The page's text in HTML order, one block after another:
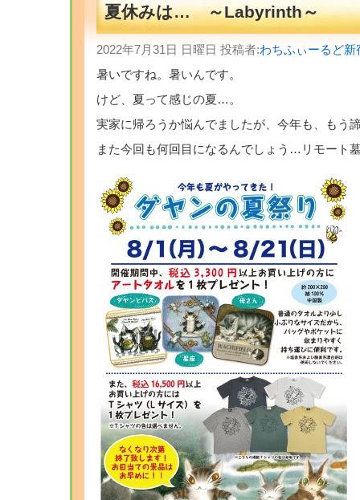
夏休みは… ～Labyrinth～
2022年7月31日 日曜日 投稿者:わちふぃーるど
暑いですね。暑いんです。
けど、夏って感じの夏…。
実家に帰ろうか悩んでましたが、今年も、もう
また今回も何回目になるんでしょう…リモート